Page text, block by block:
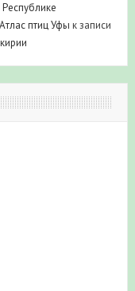
птиц Уфы к записи